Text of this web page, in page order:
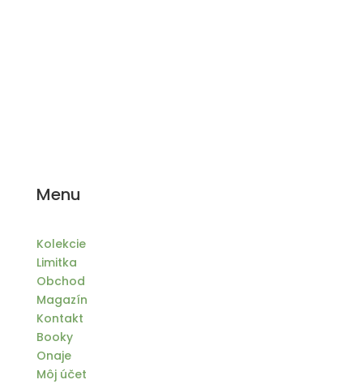
Menu
Kolekcie
Limitka
Obchod
Magazín
Kontakt
Booky
Onaje
Môj účet